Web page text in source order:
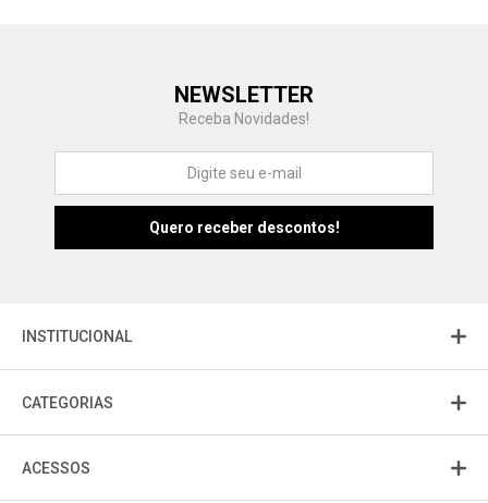
NEWSLETTER
Receba Novidades!
INSTITUCIONAL
CATEGORIAS
ACESSOS
Fu Fujisom